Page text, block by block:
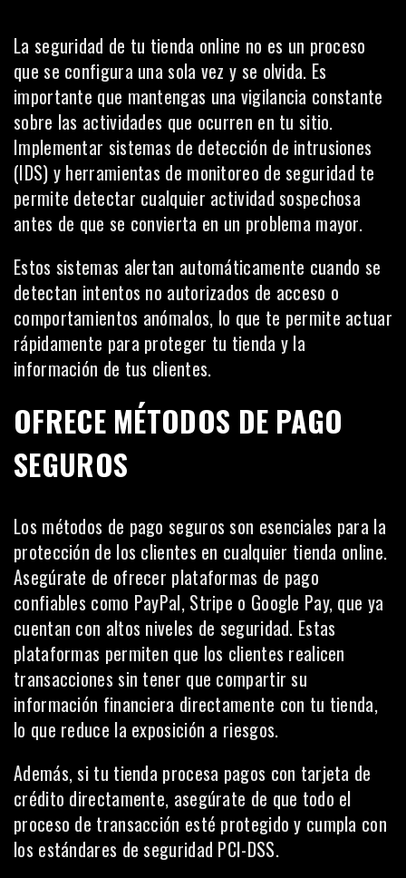
La seguridad de tu tienda online no es un proceso
que se configura una sola vez y se olvida. Es
importante que mantengas una vigilancia constante
sobre las actividades que ocurren en tu sitio.
Implementar sistemas de detección de intrusiones
(IDS) y herramientas de monitoreo de seguridad te
permite detectar cualquier actividad sospechosa
antes de que se convierta en un problema mayor.
Estos sistemas alertan automáticamente cuando se
detectan intentos no autorizados de acceso o
comportamientos anómalos, lo que te permite actuar
rápidamente para proteger tu tienda y la
información de tus clientes.
OFRECE MÉTODOS DE PAGO
SEGUROS
Los métodos de pago seguros son esenciales para la
protección de los clientes en cualquier tienda online.
Asegúrate de ofrecer plataformas de pago
confiables como PayPal, Stripe o Google Pay, que ya
cuentan con altos niveles de seguridad. Estas
plataformas permiten que los clientes realicen
transacciones sin tener que compartir su
información financiera directamente con tu tienda,
lo que reduce la exposición a riesgos.
Además, si tu tienda procesa pagos con tarjeta de
crédito directamente, asegúrate de que todo el
proceso de transacción esté protegido y cumpla con
los estándares de seguridad PCI-DSS.